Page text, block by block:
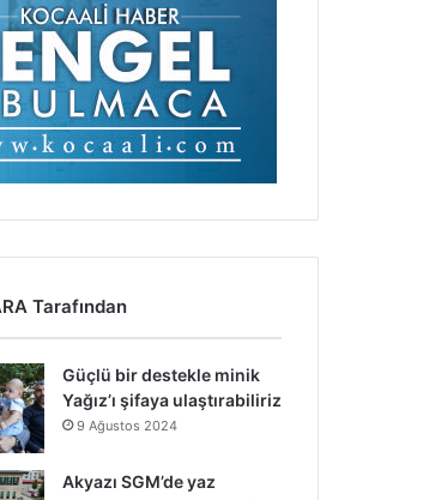
Tarafından
Güçlü bir destekle minik
Yağız’ı şifaya ulaştırabiliriz
9 Ağustos 2024
Akyazı SGM’de yaz